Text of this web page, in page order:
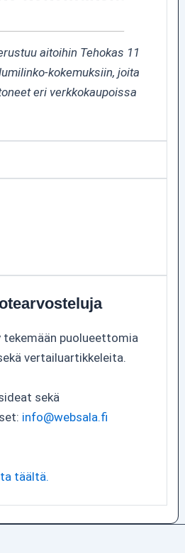
aitoihin Tehokas 11
kokemuksiin, joita
eri verkkokaupoissa
tekemään puolueettomia
vertailuartikkeleita.
sekä
info@websala.fi
täältä.